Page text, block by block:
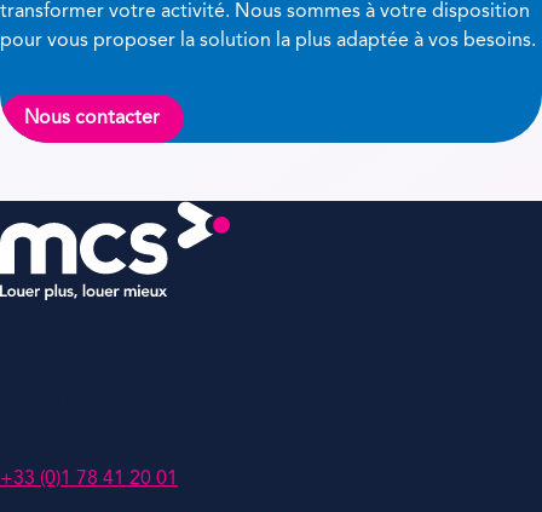
transformer votre activité. Nous sommes à votre disposition
pour vous proposer la solution la plus adaptée à vos besoins.
Nous contacter
+33 (0)1 78 41 20 01